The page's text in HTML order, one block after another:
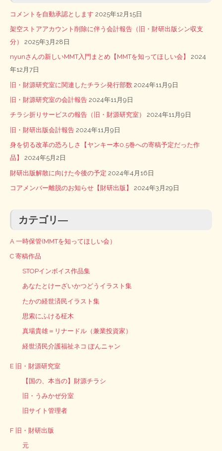
コメントを自動承認とします 2025年12月15日
架空ストアアカウント削除に伴う会計報告（旧・財研出版シン収支
分）
2025年3月28日
nyunさんの新しいMMT入門まとめ【MMTを知ってほしい会】
2024
年12月7日
旧・財源研究室に関連したチラシ発行部数 2024年11月9日
旧・財源研究室の会計報告 2024年11月9日
チラシ折りサービスの報告（旧・財源研究室） 2024年11月9日
旧・財研出版会計報告 2024年11月9日
身を切る改革の恐ろしさ【ヤンキー本0.5巻への寄稿予定だった作
品】
2024年5月2日
財研出版解散に向けた今後の予定 2024年4月16日
コアメンバー離脱のお知らせ【財研出版】 2024年3月29日
カテゴリ―
A 一時保管(MMTを知ってほしい会）
C 寄稿作品
STOPインボイス作品集
あなたとけーざいかつどうイラスト集
たかの経世済民イラスト集
思索にふける柾木
真場貴雄＝リナードル（兼業投資家）
経世済民介護福祉ネコ ぽんニャン
E 旧・財源研究室
【国の、本当の】財源チラシ
旧・うみかぜ分室
旧サイト管理者
F 旧・財研出版
元